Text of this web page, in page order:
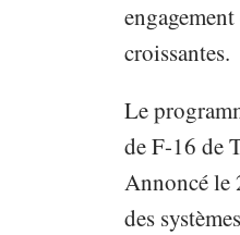
croissantes.
Le
de F-16 de
Annoncé le
des